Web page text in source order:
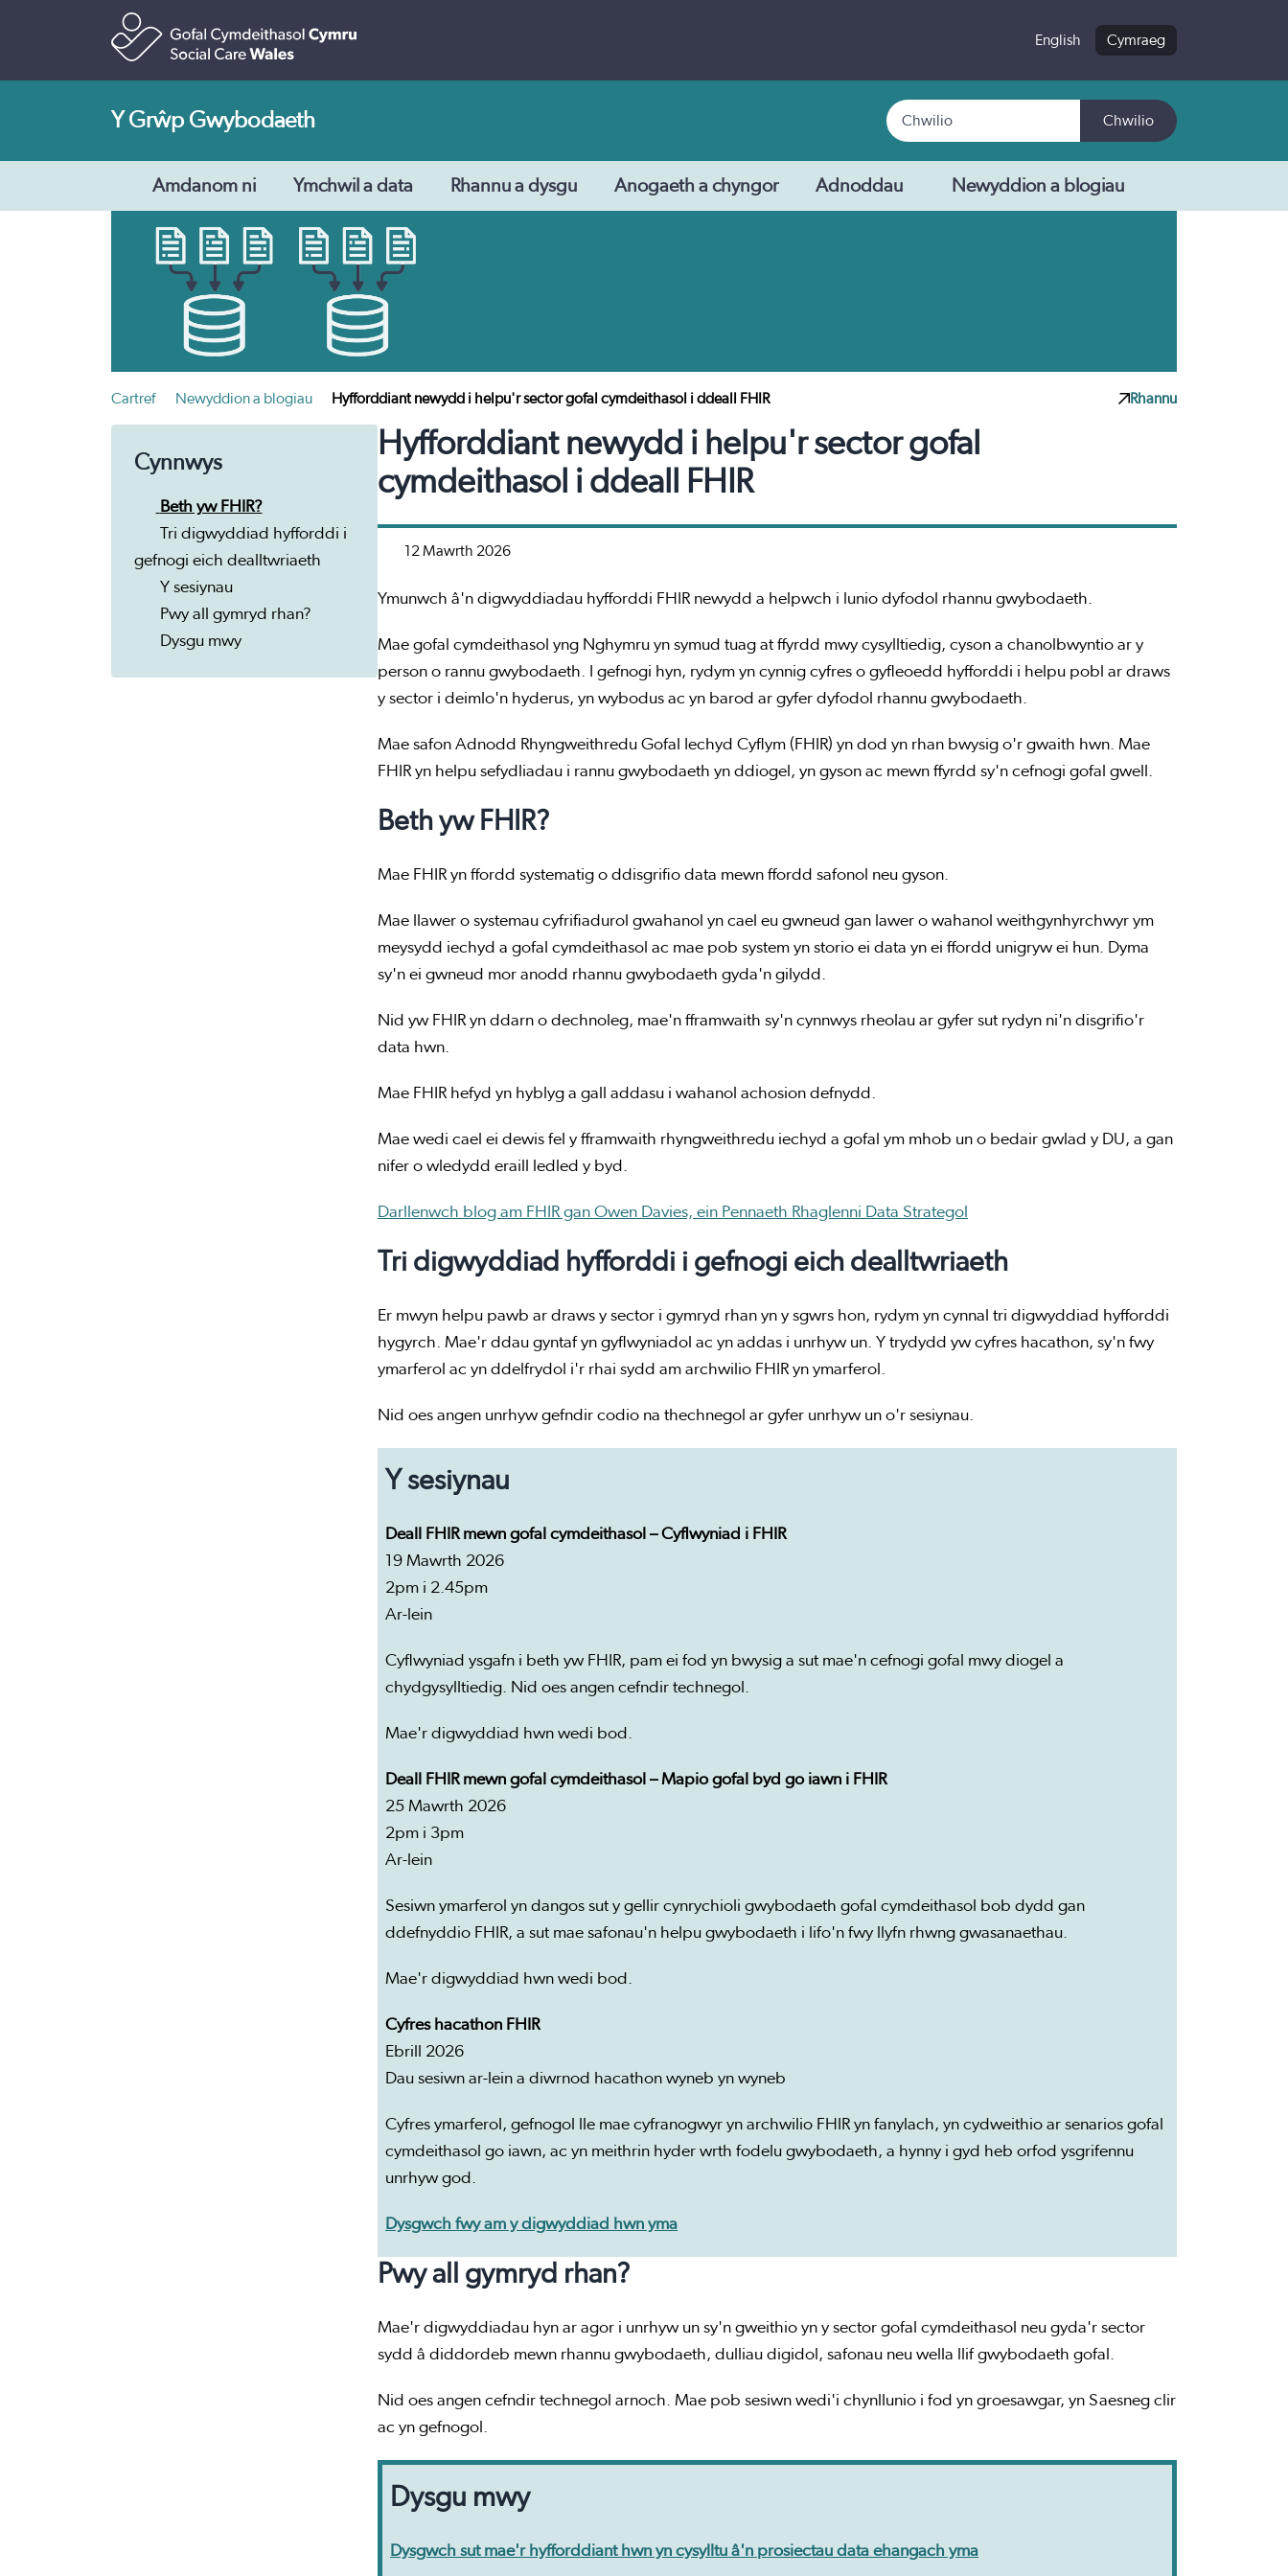
English Cymraeg
Y Grŵp Gwybodaeth Chwilio
Chwilio
Amdanom ni Ymchwil a data Rhannu a dysgu Anogaeth a chyngor Adnoddau Newyddion a blogiau
Cartref Newyddion a blogiau Hyfforddiant newydd i helpu'r sector gofal cymdeithasol i ddeall FHIR Rhannu
Cynnwys
Beth yw FHIR?
Tri digwyddiad hyfforddi i
gefnogi eich dealltwriaeth
Y sesiynau
Pwy all gymryd rhan?
Dysgu mwy
Hyfforddiant newydd i helpu'r sector gofal
cymdeithasol i ddeall FHIR
12 Mawrth 2026
Ymunwch â'n digwyddiadau hyfforddi FHIR newydd a helpwch i lunio dyfodol rhannu gwybodaeth.
Mae gofal cymdeithasol yng Nghymru yn symud tuag at ffyrdd mwy cysylltiedig, cyson a chanolbwyntio ar y
person o rannu gwybodaeth. I gefnogi hyn, rydym yn cynnig cyfres o gyfleoedd hyfforddi i helpu pobl ar draws
y sector i deimlo'n hyderus, yn wybodus ac yn barod ar gyfer dyfodol rhannu gwybodaeth.
Mae safon Adnodd Rhyngweithredu Gofal Iechyd Cyflym (FHIR) yn dod yn rhan bwysig o'r gwaith hwn. Mae
FHIR yn helpu sefydliadau i rannu gwybodaeth yn ddiogel, yn gyson ac mewn ffyrdd sy'n cefnogi gofal gwell.
Beth yw FHIR?
Mae FHIR yn ffordd systematig o ddisgrifio data mewn ffordd safonol neu gyson.
Mae llawer o systemau cyfrifiadurol gwahanol yn cael eu gwneud gan lawer o wahanol weithgynhyrchwyr ym
meysydd iechyd a gofal cymdeithasol ac mae pob system yn storio ei data yn ei ffordd unigryw ei hun. Dyma
sy'n ei gwneud mor anodd rhannu gwybodaeth gyda'n gilydd.
Nid yw FHIR yn ddarn o dechnoleg, mae'n fframwaith sy'n cynnwys rheolau ar gyfer sut rydyn ni'n disgrifio'r
data hwn.
Mae FHIR hefyd yn hyblyg a gall addasu i wahanol achosion defnydd.
Mae wedi cael ei dewis fel y fframwaith rhyngweithredu iechyd a gofal ym mhob un o bedair gwlad y DU, a gan
nifer o wledydd eraill ledled y byd.
Darllenwch blog am FHIR gan Owen Davies, ein Pennaeth Rhaglenni Data Strategol
Tri digwyddiad hyfforddi i gefnogi eich dealltwriaeth
Er mwyn helpu pawb ar draws y sector i gymryd rhan yn y sgwrs hon, rydym yn cynnal tri digwyddiad hyfforddi
hygyrch. Mae'r ddau gyntaf yn gyflwyniadol ac yn addas i unrhyw un. Y trydydd yw cyfres hacathon, sy'n fwy
ymarferol ac yn ddelfrydol i'r rhai sydd am archwilio FHIR yn ymarferol.
Nid oes angen unrhyw gefndir codio na thechnegol ar gyfer unrhyw un o'r sesiynau.
Y sesiynau
Deall FHIR mewn gofal cymdeithasol – Cyflwyniad i FHIR
19 Mawrth 2026
2pm i 2.45pm
Ar-lein
Cyflwyniad ysgafn i beth yw FHIR, pam ei fod yn bwysig a sut mae'n cefnogi gofal mwy diogel a
chydgysylltiedig. Nid oes angen cefndir technegol.
Mae'r digwyddiad hwn wedi bod.
Deall FHIR mewn gofal cymdeithasol – Mapio gofal byd go iawn i FHIR
25 Mawrth 2026
2pm i 3pm
Ar-lein
Sesiwn ymarferol yn dangos sut y gellir cynrychioli gwybodaeth gofal cymdeithasol bob dydd gan
ddefnyddio FHIR, a sut mae safonau'n helpu gwybodaeth i lifo'n fwy llyfn rhwng gwasanaethau.
Mae'r digwyddiad hwn wedi bod.
Cyfres hacathon FHIR
Ebrill 2026
Dau sesiwn ar-lein a diwrnod hacathon wyneb yn wyneb
Cyfres ymarferol, gefnogol lle mae cyfranogwyr yn archwilio FHIR yn fanylach, yn cydweithio ar senarios gofal
cymdeithasol go iawn, ac yn meithrin hyder wrth fodelu gwybodaeth, a hynny i gyd heb orfod ysgrifennu
unrhyw god.
Dysgwch fwy am y digwyddiad hwn yma
Pwy all gymryd rhan?
Mae'r digwyddiadau hyn ar agor i unrhyw un sy'n gweithio yn y sector gofal cymdeithasol neu gyda'r sector
sydd â diddordeb mewn rhannu gwybodaeth, dulliau digidol, safonau neu wella llif gwybodaeth gofal.
Nid oes angen cefndir technegol arnoch. Mae pob sesiwn wedi'i chynllunio i fod yn groesawgar, yn Saesneg clir
ac yn gefnogol.
Dysgu mwy
Dysgwch sut mae'r hyfforddiant hwn yn cysylltu â'n prosiectau data ehangach yma